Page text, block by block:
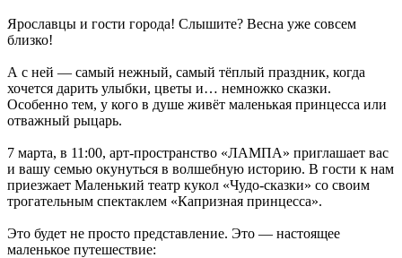
Ярославцы и гости города! Слышите? Весна уже совсем
близко!
А с ней — самый нежный, самый тёплый праздник, когда
хочется дарить улыбки, цветы и… немножко сказки.
Особенно тем, у кого в душе живёт маленькая принцесса или
отважный рыцарь.
7 марта, в 11:00, арт-пространство «ЛАМПА» приглашает вас
и вашу семью окунуться в волшебную историю. В гости к нам
приезжает Маленький театр кукол «Чудо-сказки» со своим
трогательным спектаклем «Капризная принцесса».
Это будет не просто представление. Это — настоящее
маленькое путешествие: